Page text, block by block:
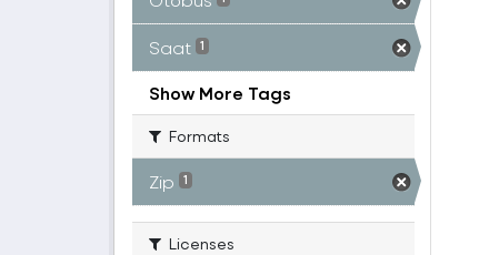
Saat 1
Show More Tags
Formats
Zip 1
Licenses